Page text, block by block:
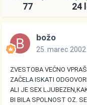
77 24
božo
25. marec 2002
ZVESTOBA VEČNO
ZAČELA ISKATI
ALI JE SEX
BI BILA SPOLNOST OZ.